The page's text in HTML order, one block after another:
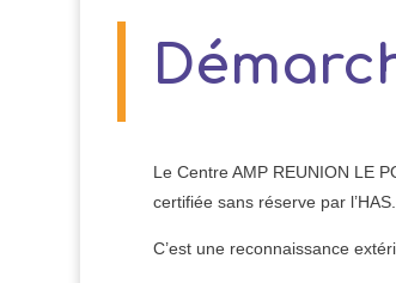
Le Centre AMP REUNION LE
certifiée sans réserve par l’HAS.
C’est une reconnaissance